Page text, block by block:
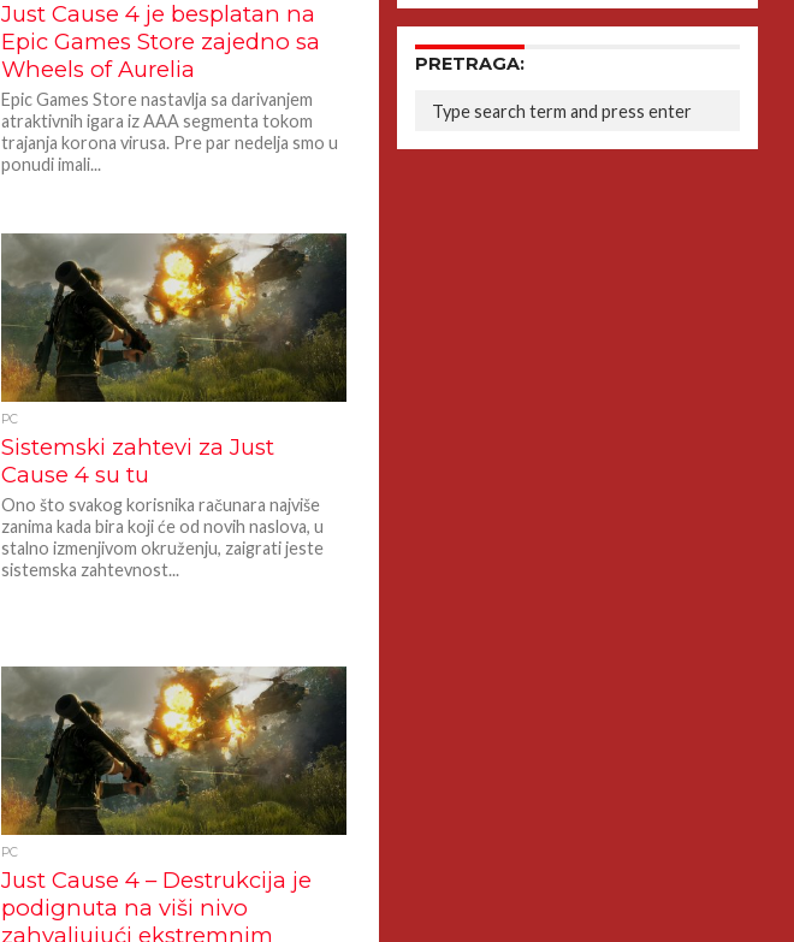
Just Cause 4 je besplatan na
Epic Games Store zajedno sa
Wheels of Aurelia
Epic Games Store nastavlja sa darivanjem
atraktivnih igara iz AAA segmenta tokom
trajanja korona virusa. Pre par nedelja smo u
ponudi imali...
PC
Sistemski zahtevi za Just
Cause 4 su tu
Ono što svakog korisnika računara najviše
zanima kada bira koji će od novih naslova, u
stalno izmenjivom okruženju, zaigrati jeste
sistemska zahtevnost...
PC
Just Cause 4 – Destrukcija je
podignuta na viši nivo
zahvaljujući ekstremnim
PRETRAGA: